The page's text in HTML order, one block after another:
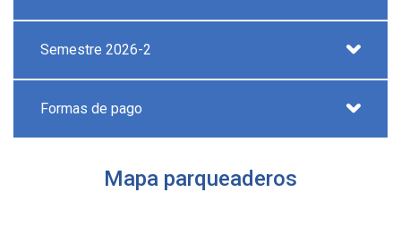
Semestre 2026-2
Formas de pago
Mapa parqueaderos